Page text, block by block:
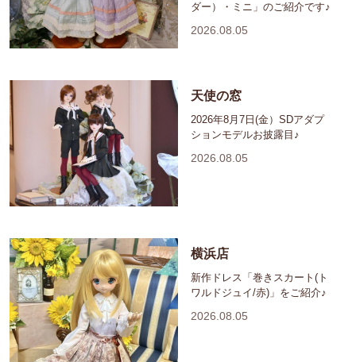
ダー）・ミニ」のご紹介です♪
2026.08.05
天使の窓
2026年8月7日(金）SDアダプ
ションモデルお披露目♪
2026.08.05
横浜店
新作ドレス「巻きスカート(ト
ワルドジュイ/赤)」をご紹介♪
2026.08.05